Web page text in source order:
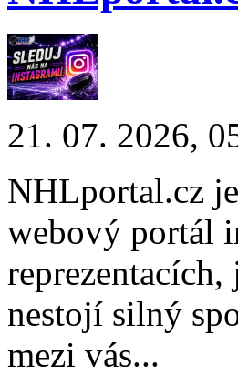
21. 07. 2026,
NHLportal.cz
webový portál
nestojí silný
mezi vás...